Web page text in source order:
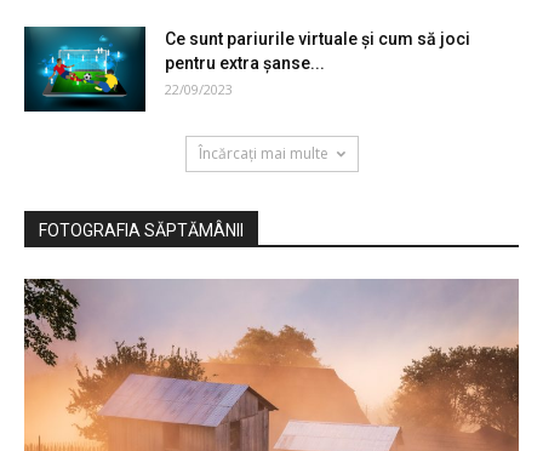
Ce sunt pariurile virtuale și cum să joci
pentru extra șanse...
22/09/2023
Încărcați mai multe
FOTOGRAFIA SĂPTĂMÂNII